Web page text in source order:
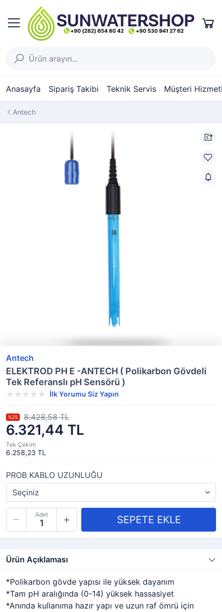
Anasayfa Sipariş Takibi Teknik Servis Müşteri
Antech
Antech
ELEKTROD PH E -ANTECH ( Polikarbon Gövdeli
Tek Referanslı pH Sensörü )
İlk Yorumu Siz Yapın
6.321,44 TL
%25 8.428,58 TL
Tek Çekim
6.258,23 TL
PROB KABLO UZUNLUĞU
Adet
Ürün Açıklaması
*Polikarbon gövde yapısı ile yüksek dayanım
*Tam pH aralığında (0-14) yüksek hassasiyet
*Anında kullanıma hazır yapı ve uzun raf ömrü için